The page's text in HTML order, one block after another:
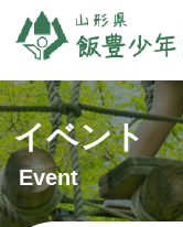
イベント
Event